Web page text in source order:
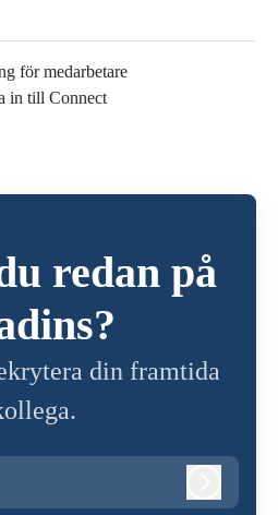
för medarbetare
in till Connect
redan på
din framtida